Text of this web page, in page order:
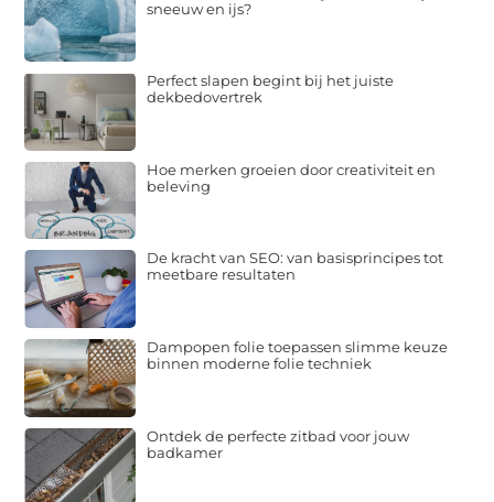
sneeuw en ijs?
Perfect slapen begint bij het juiste
dekbedovertrek
Hoe merken groeien door creativiteit en
beleving
De kracht van SEO: van basisprincipes tot
meetbare resultaten
Dampopen folie toepassen slimme keuze
binnen moderne folie techniek
Ontdek de perfecte zitbad voor jouw
badkamer